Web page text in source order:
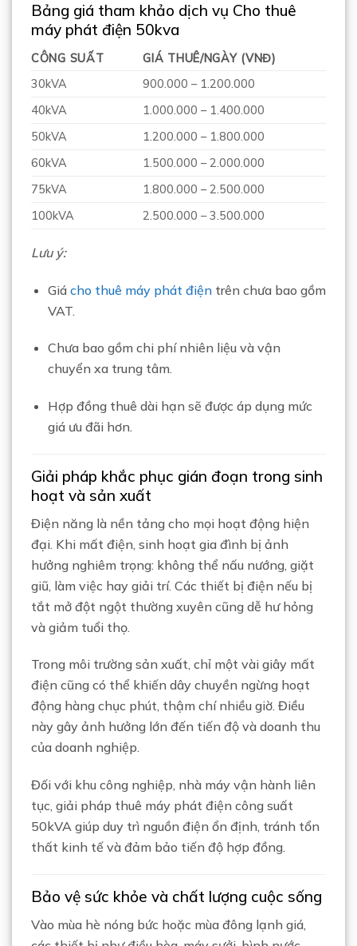
Bảng giá tham khảo dịch vụ Cho thuê
máy phát điện 50kva
CÔNG SUẤT
GIÁ THUÊ/NGÀY (VNĐ)
30kVA
900.000 – 1.200.000
40kVA
1.000.000 – 1.400.000
50kVA
1.200.000 – 1.800.000
60kVA
1.500.000 – 2.000.000
75kVA
1.800.000 – 2.500.000
100kVA
2.500.000 – 3.500.000
Lưu ý:
Giá cho thuê máy phát điệntrên chưa bao gồm
VAT.
Chưa bao gồm chi phí nhiên liệu và vận
chuyển xa trung tâm.
Hợp đồng thuê dài hạn sẽ được áp dụng mức
giá ưu đãi hơn.
Giải pháp khắc phục gián đoạn trong sinh
hoạt và sản xuất
Điện năng là nền tảng cho mọi hoạt động hiện
đại. Khi mất điện, sinh hoạt gia đình bị ảnh
hưởng nghiêm trọng: không thể nấu nướng, giặt
giũ, làm việc hay giải trí. Các thiết bị điện nếu bị
tắt mở đột ngột thường xuyên cũng dễ hư hỏng
và giảm tuổi thọ.
Trong môi trường sản xuất, chỉ một vài giây mất
điện cũng có thể khiến dây chuyền ngừng hoạt
động hàng chục phút, thậm chí nhiều giờ. Điều
này gây ảnh hưởng lớn đến tiến độ và doanh thu
của doanh nghiệp.
Đối với khu công nghiệp, nhà máy vận hành liên
tục, giải pháp thuê máy phát điện công suất
50kVA giúp duy trì nguồn điện ổn định, tránh tổn
thất kinh tế và đảm bảo tiến độ hợp đồng.
Bảo vệ sức khỏe và chất lượng cuộc sống
Vào mùa hè nóng bức hoặc mùa đông lạnh giá,